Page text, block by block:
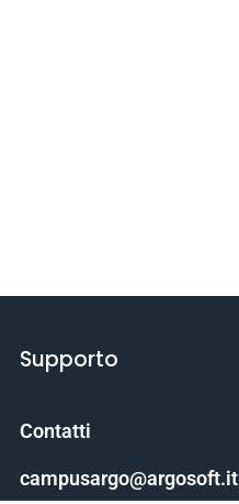
Supporto
Contatti
campusargo@argosoft.it